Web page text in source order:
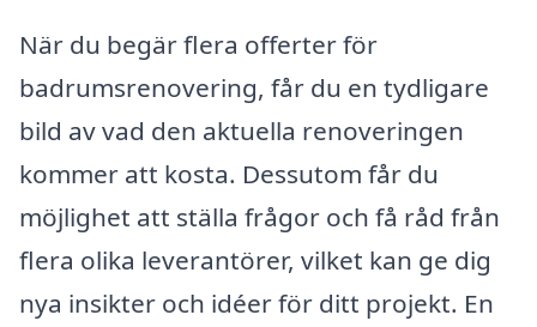
När du begär flera offerter för
badrumsrenovering, får du en tydligare
bild av vad den aktuella renoveringen
kommer att kosta. Dessutom får du
möjlighet att ställa frågor och få råd från
flera olika leverantörer, vilket kan ge dig
nya insikter och idéer för ditt projekt. En